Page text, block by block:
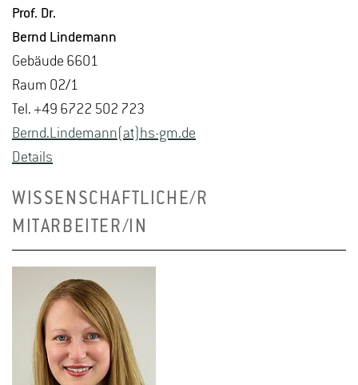
Prof. Dr.
Bernd Lin­de­mann
Ge­bäu­de 6601
Raum 02/1
Tel. +49 6722 502 723
Bernd.​Lindemann(at)hs-​gm.​de
De­tails
WISSENSCHAFTLICHE/R
MITARBEITER/IN